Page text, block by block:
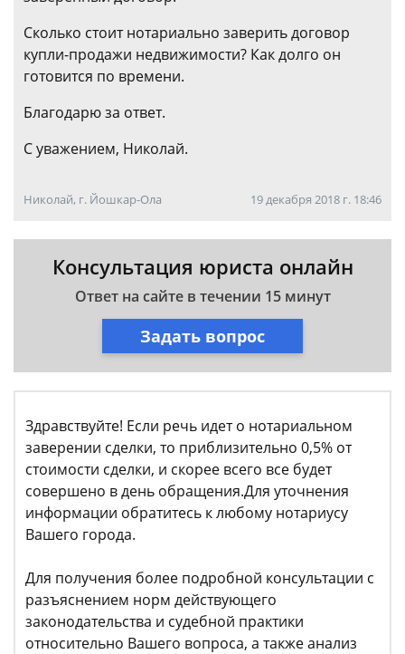
Сколько стоит нотариально заверить договор
купли-продажи недвижимости? Как долго он
готовится по времени.
Благодарю за ответ.
С уважением, Николай.
Николай, г. Йошкар-Ола 19 декабря 2018 г. 18:46
Консультация юриста онлайн
Ответ на сайте в течении 15 минут
Задать вопрос
Здравствуйте! Если речь идет о нотариальном
заверении сделки, то приблизительно 0,5% от
стоимости сделки, и скорее всего все будет
совершено в день обращения.Для уточнения
информации обратитесь к любому нотариусу
Вашего города.
Для получения более подробной консультации с
разъяснением норм действующего
законодательства и судебной практики
относительно Вашего вопроса, а также анализ